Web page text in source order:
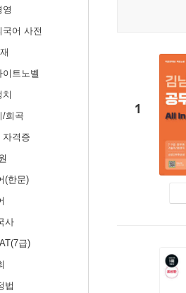
영
국어 사전
이트노벨
치
/희곡
자격증
(한문)
사
급)
법
1